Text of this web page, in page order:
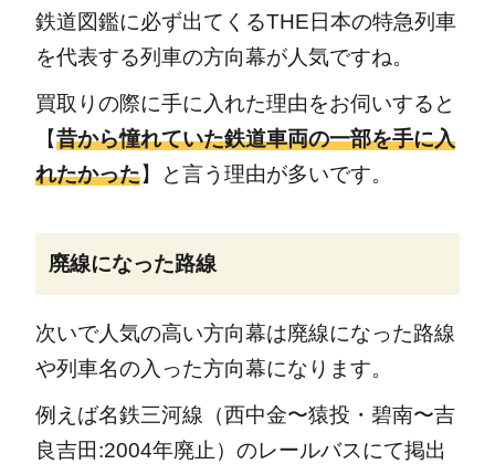
鉄道図鑑に必ず出てくるTHE日本の特急列車
を代表する列車の方向幕が人気ですね。
買取りの際に手に入れた理由をお伺いすると
【昔から憧れていた鉄道車両の一部を手に入
れたかった】と言う理由が多いです。
廃線になった路線
次いで人気の高い方向幕は廃線になった路線
や列車名の入った方向幕になります。
例えば名鉄三河線（西中金〜猿投・碧南〜吉
良吉田:2004年廃止）のレールバスにて掲出